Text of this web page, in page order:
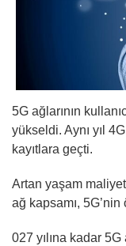
5G ağlarının
yükseldi. Aynı yıl
kayıtlara geçti.
Artan yaşam
ağ kapsamı,
027 yılına kadar 5G